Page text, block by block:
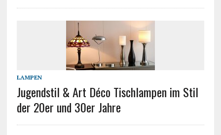
LAMPEN
Jugendstil & Art Déco Tischlampen im Stil
der 20er und 30er Jahre